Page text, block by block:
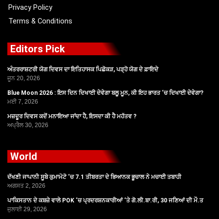
Privacy Policy
Terms & Conditions
Editors Pick
ਅੰਤਰਰਾਸ਼ਟਰੀ ਯੋਗ ਦਿਵਸ ਦਾ ਇਤਿਹਾਸਕ ਪਿਛੋਕੜ, ਪੜ੍ਹੋ ਯੋਗ ਦੇ ਫ਼ਾਇਦੇ
ਜੂਨ 20, 2026
Blue Moon 2026 : ਇਸ ਦਿਨ ਦਿਖਾਈ ਦੇਵੇਗਾ ਬਲੂ ਮੂਨ, ਕੀ ਇਹ ਭਾਰਤ ‘ਚ ਦਿਖਾਈ ਦੇਵੇਗਾ?
ਮਈ 7, 2026
ਮਜ਼ਦੂਰ ਦਿਵਸ ਕਦੋਂ ਮਨਾਇਆ ਜਾਂਦਾ ਹੈ, ਇਸਦਾ ਕੀ ਹੈ ਮਹੱਤਵ ?
ਅਪ੍ਰੈਲ 30, 2026
World
ਦੱਖਣੀ ਜਾਪਾਨੀ ਸੂਬੇ ਕੁਮਾਮੋਟੋ ‘ਚ 7.1 ਤੀਬਰਤਾ ਦੇ ਭਿਆਨਕ ਭੂਚਾਲ ਨੇ ਮਚਾਈ ਤਬਾਹੀ
ਅਗਸਤ 2, 2026
ਪਾਕਿਸਤਾਨ ਦੇ ਕਬਜ਼ੇ ਵਾਲੇ POK ‘ਚ ਪ੍ਰਦਰਸ਼ਨਕਾਰੀਆਂ ‘ਤੇ ਗੋ.ਲੀ.ਬਾ.ਰੀ, 30 ਜਣਿਆਂ ਦੀ ਮੌ.ਤ
ਜੁਲਾਈ 29, 2026